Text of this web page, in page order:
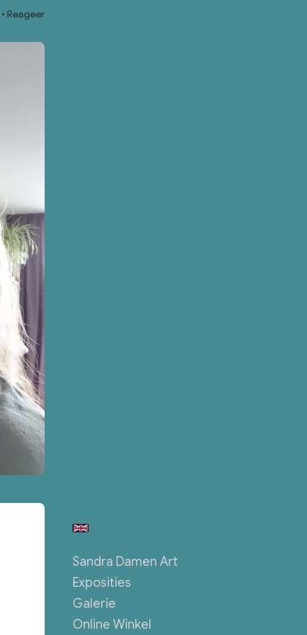
Reageer
Sandra Damen Art
Exposities
Galerie
Online Winkel